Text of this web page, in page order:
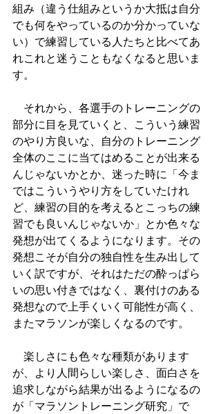
組み（違う仕組みというか大抵は自分
でも何をやっているのか分かっていな
い）で練習している人たちと比べてあ
れこれと迷うこともなくなると思いま
す。
それから、各選手のトレーニングの
部分に目を見ていくと、こういう練習
のやり方良いな、自分のトレーニング
全体のここに当てはめることが出来る
んじゃないかとか、迷った時に「今ま
ではこういうやり方をしていたけれ
ど、練習の目的を考えるとこっちの練
習でも良いんじゃないか」とか色々な
発想が出てくるようになります。その
発想こそが自分の独自性を生み出して
いく訳ですが、それはただの酔っぱら
いの思い付きではなく、裏付けのある
発想なので上手くいく可能性が高く、
またマラソンが楽しくなるのです。
楽しさにも色々な種類があります
が、より人間らしい楽しさ、面白さを
追求しながら結果が出るようになるの
が「マラソントレーニング研究」で